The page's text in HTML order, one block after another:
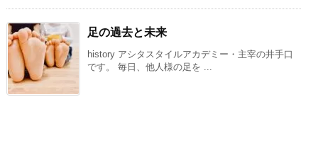
足の過去と未来
history アシタスタイルアカデミー・主宰の井手口
です。 毎日、他人様の足を ...